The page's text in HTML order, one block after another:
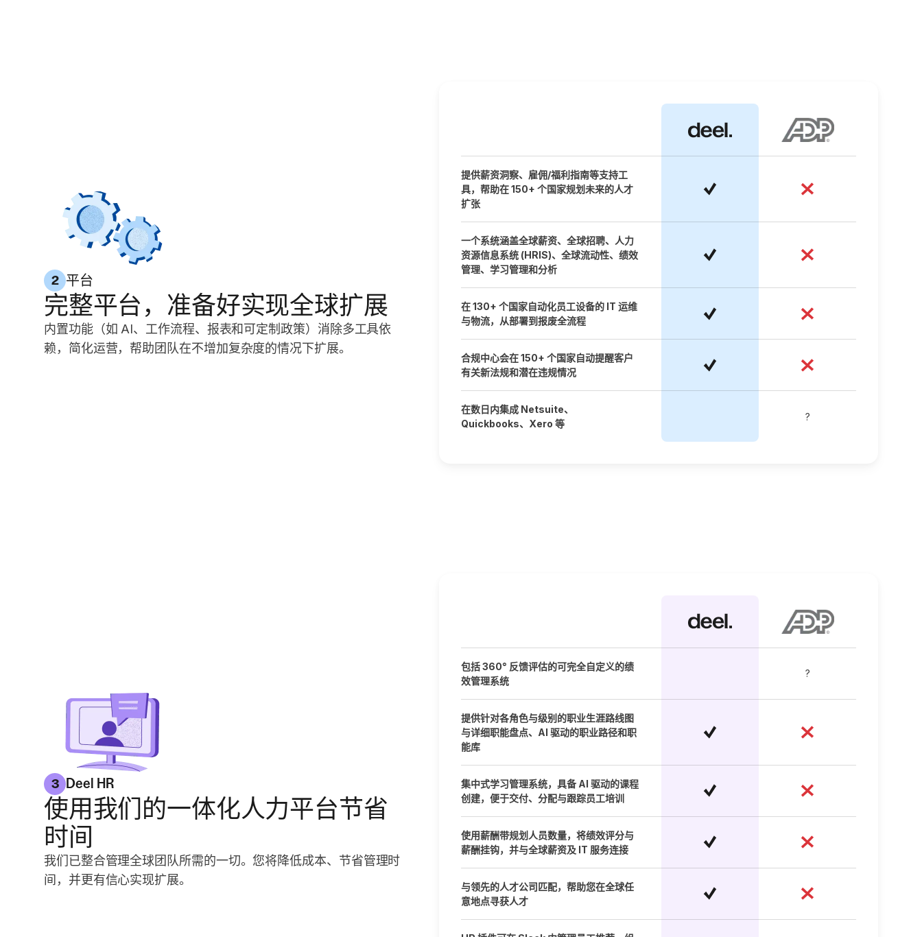
2 平台
完整平台，准备好实现全球扩展
内置功能（如 AI、工作流程、报表和可定制政策）消除多工具依
赖，简化运营，帮助团队在不增加复杂度的情况下扩展。
提供薪资洞察、雇佣/福利指南等支持工
具，帮助在 150+ 个国家规划未来的人才
扩张
一个系统涵盖全球薪资、全球招聘、人力
资源信息系统 (HRIS)、全球流动性、绩效
管理、学习管理和分析
在 130+ 个国家自动化员工设备的 IT 运维
与物流，从部署到报废全流程
合规中心会在 150+ 个国家自动提醒客户
有关新法规和潜在违规情况
在数日内集成 Netsuite、
Quickbooks、Xero 等
?
3 Deel HR
使用我们的一体化人力平台节省
时间
我们已整合管理全球团队所需的一切。您将降低成本、节省管理时
间，并更有信心实现扩展。
包括 360° 反馈评估的可完全自定义的绩
效管理系统
?
提供针对各角色与级别的职业生涯路线图
与详细职能盘点、AI 驱动的职业路径和职
能库
集中式学习管理系统，具备 AI 驱动的课程
创建，便于交付、分配与跟踪员工培训
使用薪酬带规划人员数量，将绩效评分与
薪酬挂钩，并与全球薪资及 IT 服务连接
与领先的人才公司匹配，帮助您在全球任
意地点寻获人才